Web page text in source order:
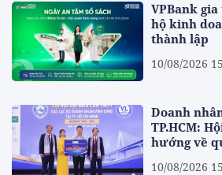
VPBank
hộ kinh
thành lập
10/08/2026
Doanh
TP.HCM:
hướng về
10/08/2026